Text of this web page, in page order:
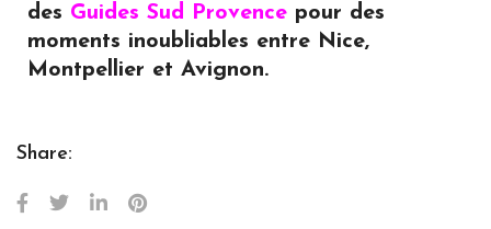
des Guides Sud Provence pour des
moments inoubliables entre Nice,
Montpellier et Avignon.
Share: